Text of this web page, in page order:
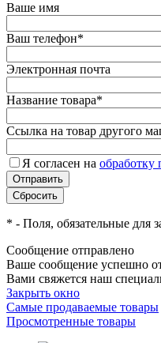
Ваше имя
Ваш телефон*
Электронная почта
Название товара*
Ссылка на товар другого
Я согласен на обработку
* - Поля, обязательные для
Сообщение отправлено
Ваше сообщение успешно
Вами свяжется наш
Закрыть окно
Самые продаваемые товары
Просмотренные товары